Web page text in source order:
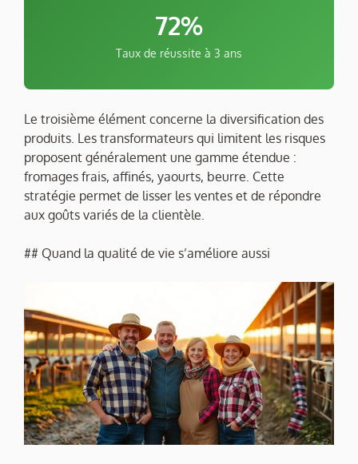
72%
Taux de réussite à 3 ans
Le troisième élément concerne la diversification des
produits. Les transformateurs qui limitent les risques
proposent généralement une gamme étendue :
fromages frais, affinés, yaourts, beurre. Cette
stratégie permet de lisser les ventes et de répondre
aux goûts variés de la clientèle.
## Quand la qualité de vie s’améliore aussi